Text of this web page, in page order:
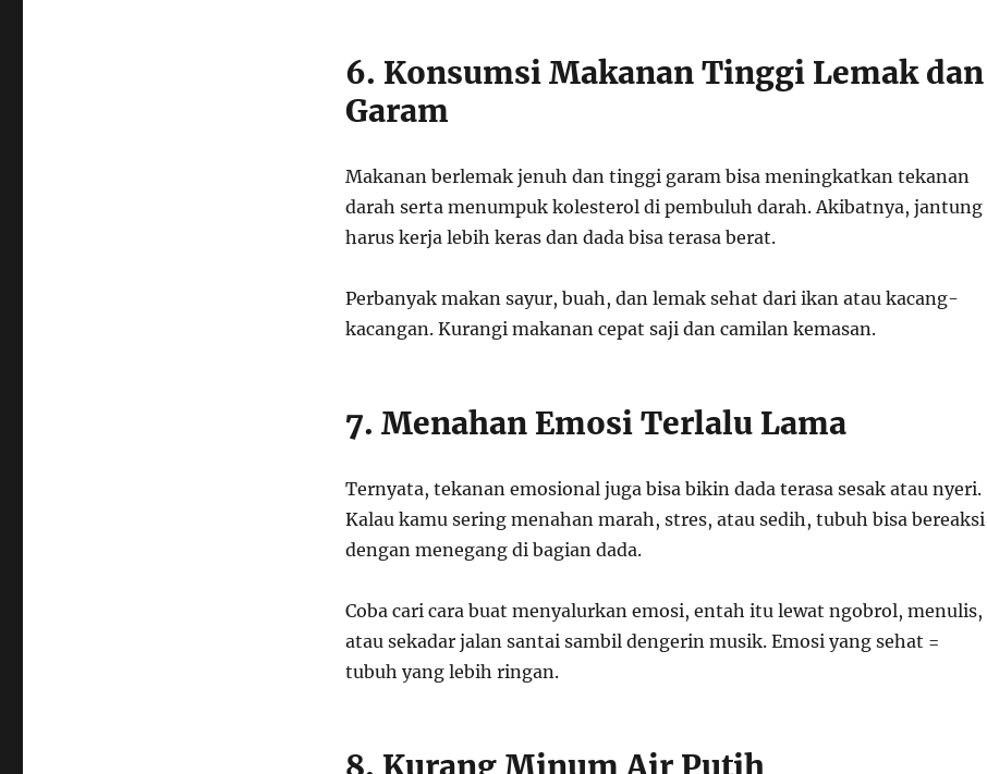
6. Konsumsi Makanan Tinggi Lemak dan
Garam
Makanan berlemak jenuh dan tinggi garam bisa meningkatkan tekanan
darah serta menumpuk kolesterol di pembuluh darah. Akibatnya, jantung
harus kerja lebih keras dan dada bisa terasa berat.
Perbanyak makan sayur, buah, dan lemak sehat dari ikan atau kacang-
kacangan. Kurangi makanan cepat saji dan camilan kemasan.
7. Menahan Emosi Terlalu Lama
Ternyata, tekanan emosional juga bisa bikin dada terasa sesak atau nyeri.
Kalau kamu sering menahan marah, stres, atau sedih, tubuh bisa bereaksi
dengan menegang di bagian dada.
Coba cari cara buat menyalurkan emosi, entah itu lewat ngobrol, menulis,
atau sekadar jalan santai sambil dengerin musik. Emosi yang sehat =
tubuh yang lebih ringan.